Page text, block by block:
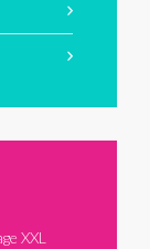
XXL